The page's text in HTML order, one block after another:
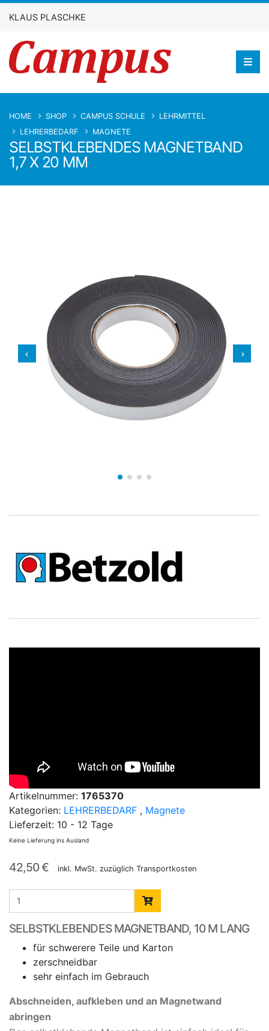
KLAUS PLASCHKE
SELBSTKLEBENDES MAGNETBAND
1,7 X 20 MM
HOME SHOP CAMPUS SCHULE
LEHRMITTEL
LEHRERBEDARF
MAGNETE
Artikelnummer: 1765370
Kategorien: LEHRERBEDARF , Magnete
Lieferzeit: 10 - 12 Tage
Keine Lieferung ins Ausland
42,50 € inkl. MwSt. zuzüglich Transportkosten
SELBSTKLEBENDES MAGNETBAND, 10 M LANG
für schwerere Teile und Karton
zerschneidbar
sehr einfach im Gebrauch
Abschneiden, aufkleben und an Magnetwand
abringen